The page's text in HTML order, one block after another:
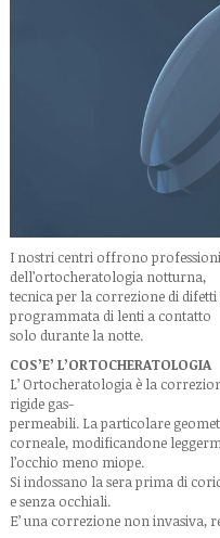
I nostri centri offrono
dell’ortocheratologia notturna,
tecnica per la correzione di
programmata di lenti a contatto
solo durante la notte.
COS’E’ L’ORTOCHERATOLOGIA
L’ Ortocheratologia è la
rigide gas-
permeabili. La particolare
corneale, modificandone
l’occhio meno miope.
Si indossano la sera prima di
e senza occhiali.
E’ una correzione non invasiva,